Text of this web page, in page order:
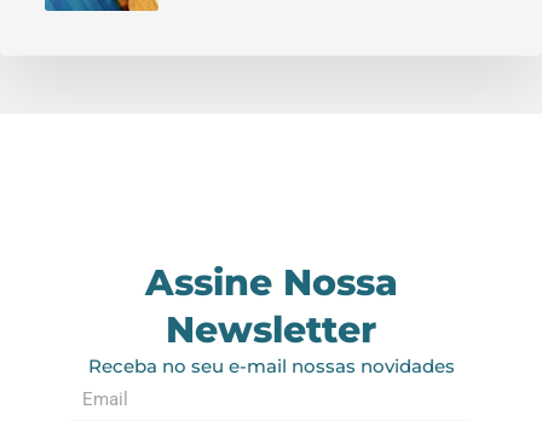
Assine Nossa
Newsletter
Receba no seu e-mail nossas novidades